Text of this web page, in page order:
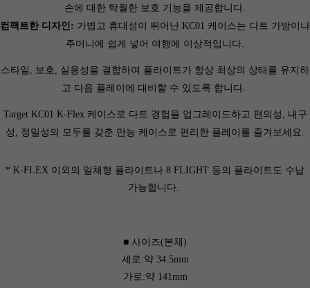
손에 대한 탁월한 보호 기능을 제공합니다.
컴팩트한 디자인: 가볍고 휴대성이 뛰어난 KC01 케이스는 다트 가방이나
주머니에 쉽게 넣어 여행에 이상적입니다.
스타일, 보호, 실용성을 결합하여 플라이트가 항상 최상의 상태를 유지하
고 다음 플레이에 대비할 수 있도록 합니다.
Target KC01 K-Flex 케이스로 다트 경험을 업그레이드하고 편의성, 내구
성, 정밀성의 모두를 갖춘 만능 케이스로 편리한 플레이를 즐겨보세요.
* K-FLEX 이외의 일체형 플라이트나 8 FLIGHT 등의 플라이트도 수납
가능합니다.
■ 사이즈(본체)
세로:약 34.5mm
가로:약 141mm